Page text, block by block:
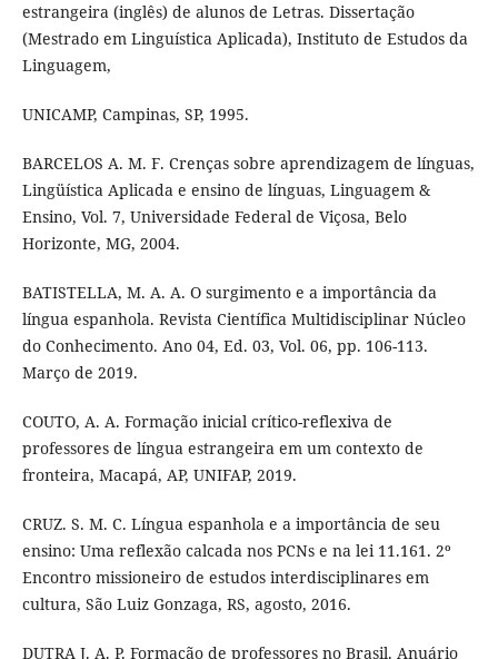
estrangeira (inglês) de alunos de Letras. Dissertação
(Mestrado em Linguística Aplicada), Instituto de Estudos da
Linguagem,
UNICAMP, Campinas, SP, 1995.
BARCELOS A. M. F. Crenças sobre aprendizagem de línguas,
Lingüística Aplicada e ensino de línguas, Linguagem &
Ensino, Vol. 7, Universidade Federal de Viçosa, Belo
Horizonte, MG, 2004.
BATISTELLA, M. A. A. O surgimento e a importância da
língua espanhola. Revista Científica Multidisciplinar Núcleo
do Conhecimento. Ano 04, Ed. 03, Vol. 06, pp. 106-113.
Março de 2019.
COUTO, A. A. Formação inicial crítico-reflexiva de
professores de língua estrangeira em um contexto de
fronteira, Macapá, AP, UNIFAP, 2019.
CRUZ. S. M. C. Língua espanhola e a importância de seu
ensino: Uma reflexão calcada nos PCNs e na lei 11.161. 2º
Encontro missioneiro de estudos interdisciplinares em
cultura, São Luiz Gonzaga, RS, agosto, 2016.
DUTRA J. A. P. Formação de professores no Brasil. Anuário